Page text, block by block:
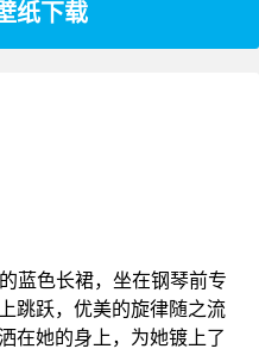
纸下载
蓝色长裙，坐在钢琴前专
跳跃，优美的旋律随之流
在她的身上，为她镀上了